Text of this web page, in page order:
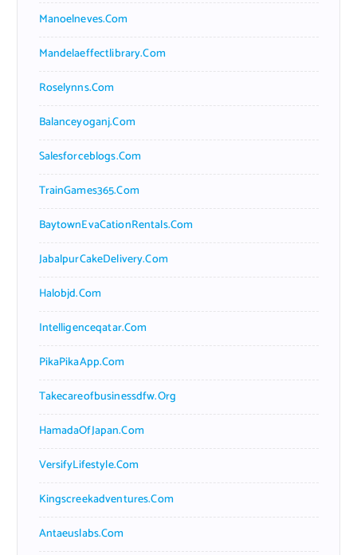
Manoelneves.com
Mandelaeffectlibrary.com
Roselynns.com
Balanceyoganj.com
Salesforceblogs.com
TrainGames365.com
BaytownEvaCationRentals.com
JabalpurCakeDelivery.com
Halobjd.com
Intelligenceqatar.com
PikaPikaApp.com
Takecareofbusinessdfw.org
HamadaOfJapan.com
VersifyLifestyle.com
Kingscreekadventures.com
Antaeuslabs.com